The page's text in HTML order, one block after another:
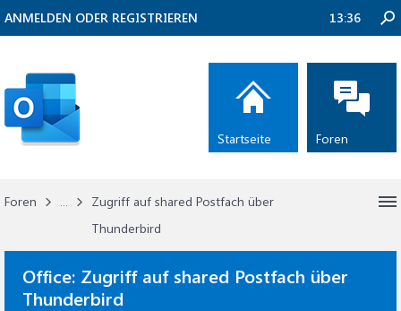
Foren ...
Zugriff auf shared Postfach über
Thunderbird
Office: Zugriff auf shared Postfach über
Thunderbird
ANMELDEN ODER REGISTRIEREN 13:36
Startseite Foren